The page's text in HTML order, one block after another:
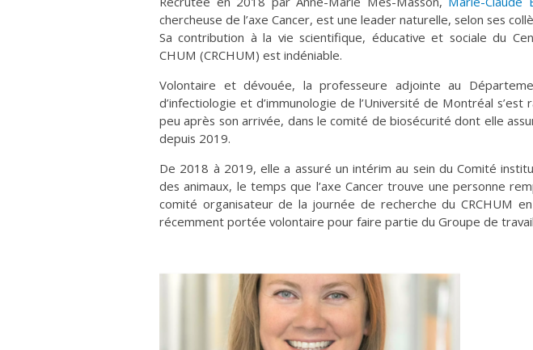
chercheuse de l’axe Cancer, est une leader naturelle, selon ses
Sa contribution à la vie scientifique, éducative et sociale du
CHUM (CRCHUM) est indéniable.
Volontaire et dévouée, la professeure adjointe au
d’infectiologie et d’immunologie de l’Université de Montréal s’est
peu après son arrivée, dans le comité de biosécurité dont elle
depuis 2019.
De 2018 à 2019, elle a assuré un intérim au sein du Comité
des animaux, le temps que l’axe Cancer trouve une personne
comité organisateur de la journée de recherche du CRCHUM
récemment portée volontaire pour faire partie du Groupe de